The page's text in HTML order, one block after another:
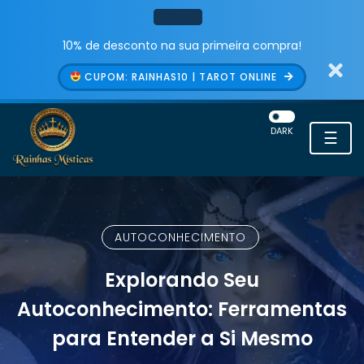
10% de desconto na sua primeira compra!
CUPOM: RAINHAS10 | TAROT ONLINE
☰
DARK
AUTOCONHECIMENTO
Explorando Seu
Autoconhecimento: Ferramentas
para Entender a Si Mesmo